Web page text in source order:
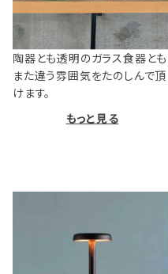
陶器とも透明のガラス食器とも
また違う雰囲気をたのしんで頂
けます。
もっと見る